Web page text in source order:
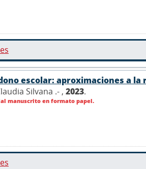
escolar: aproximaciones a
Silvana .- , 2023.
manuscrito en formato papel.